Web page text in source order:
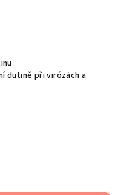
dutině při virózách a